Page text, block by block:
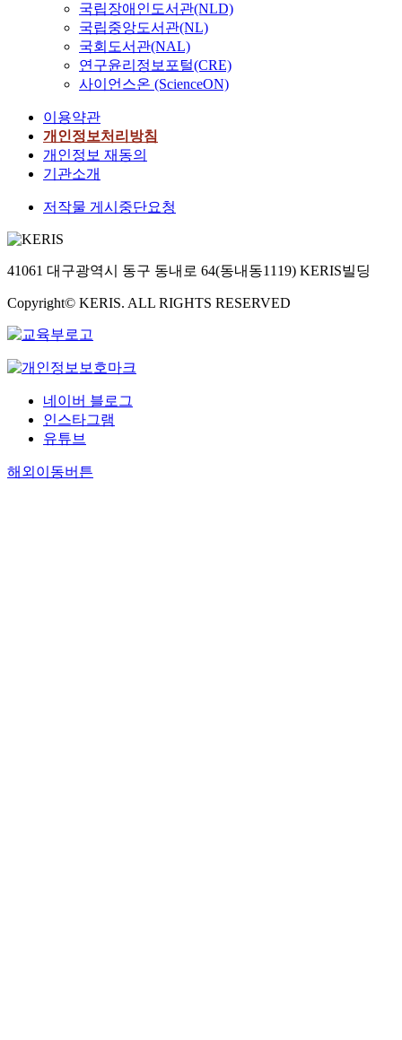
국립장애인도서관(NLD)
국립중앙도서관(NL)
국회도서관(NAL)
연구윤리정보포털(CRE)
사이언스온 (ScienceON)
이용약관
개인정보처리방침
개인정보 재동의
기관소개
저작물 게시중단요청
41061 대구광역시 동구 동내로 64(동내동1119) KERIS빌딩
Copyright© KERIS. ALL RIGHTS RESERVED
네이버 블로그
인스타그램
유튜브
해외이동버튼